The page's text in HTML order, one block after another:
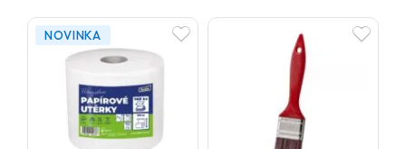
NOVINKA